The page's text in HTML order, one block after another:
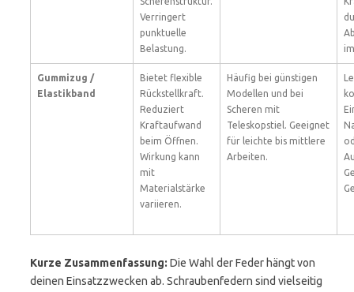
Verringert
punktuelle
Belastung.
Gummizug /
Elastikband
Bietet flexible
Rückstellkraft.
Reduziert
Kraftaufwand
beim Öffnen.
Wirkung kann
mit
Materialstärke
variieren.
Häufig bei günstigen
Modellen und bei
Scheren mit
Teleskopstiel. Geeignet
für leichte bis mittlere
Arbeiten.
Kurze Zusammenfassung: Die Wahl der Feder hängt von
deinen Einsatzzwecken ab. Schraubenfedern sind vielseitig